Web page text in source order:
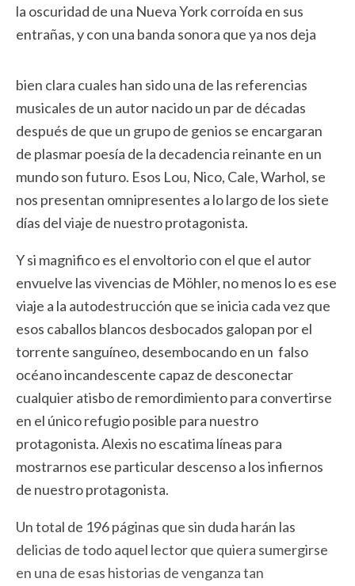
la oscuridad de una Nueva York corroída en sus
entrañas, y con una banda sonora que ya nos deja
bien clara cuales han sido una de las referencias
musicales de un autor nacido un par de décadas
después de que un grupo de genios se encargaran
de plasmar poesía de la decadencia reinante en un
mundo son futuro. Esos Lou, Nico, Cale, Warhol, se
nos presentan omnipresentes a lo largo de los siete
días del viaje de nuestro protagonista.
Y si magnifico es el envoltorio con el que el autor
envuelve las vivencias de Möhler, no menos lo es ese
viaje a la autodestrucción que se inicia cada vez que
esos caballos blancos desbocados galopan por el
torrente sanguíneo, desembocando en un falso
océano incandescente capaz de desconectar
cualquier atisbo de remordimiento para convertirse
en el único refugio posible para nuestro
protagonista. Alexis no escatima líneas para
mostrarnos ese particular descenso a los infiernos
de nuestro protagonista.
Un total de 196 páginas que sin duda harán las
delicias de todo aquel lector que quiera sumergirse
en una de esas historias de venganza tan